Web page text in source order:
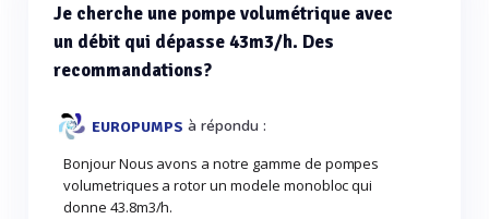
Je cherche une pompe volumétrique avec
un débit qui dépasse 43m3/h. Des
recommandations?
EUROPUMPS à répondu :
Bonjour Nous avons a notre gamme de pompes
volumetriques a rotor un modele monobloc qui
donne 43.8m3/h.